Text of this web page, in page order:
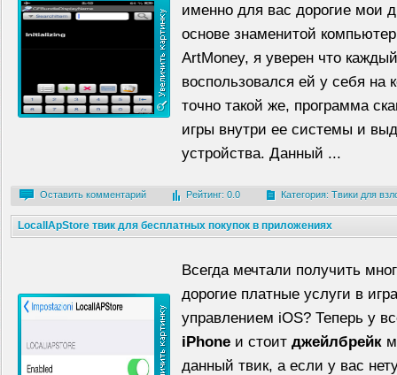
именно для вас дорогие мои
основе знаменитой
ArtMoney, я уверен что
воспользовался ей у себя на
точно такой же, программа
игры внутри ее системы и
устройства. Данный ...
Оставить комментарий Рейтинг: 0.0 Категория: Твики для
LocallApStore твик для бесплатных покупок в приложениях
Всегда мечтали получить
дорогие платные услуги в
управлением iOS? Теперь у
iPhone и стоит джейлбрейк
данный твик, а если у вас